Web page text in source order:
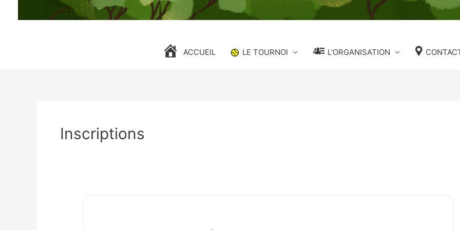
ACCUEIL LE TOURNOI L’ORGANISATION
Inscriptions